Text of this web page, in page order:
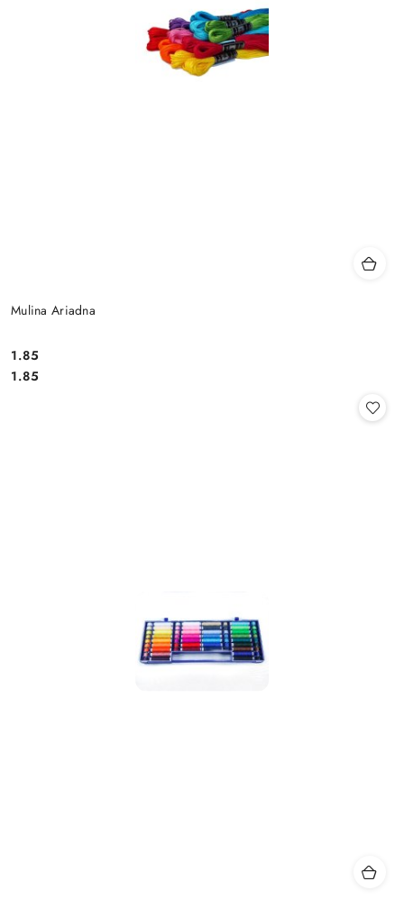
Mulina Ariadna
Cena:
1.85
Cena:
1.85